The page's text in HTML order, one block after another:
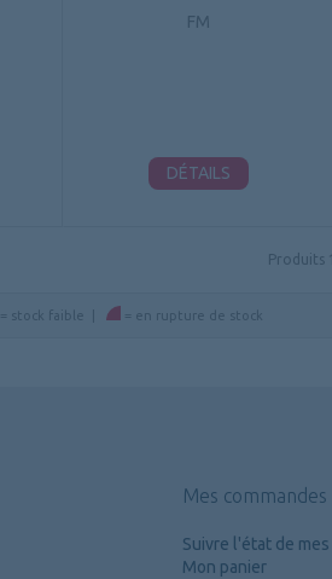
FM
DÉTAILS
Produits
= stock faible = en rupture de stock
Mes commandes
Suivre l'état de
Mon panier